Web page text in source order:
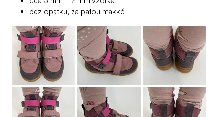
bez opätku, za pätou mäkké